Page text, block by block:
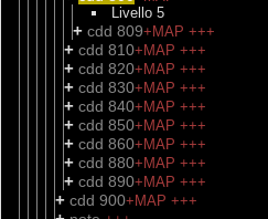
Livello 5
+ cdd 809+MAP +++
+ cdd 810+MAP +++
+ cdd 820+MAP +++
+ cdd 830+MAP +++
+ cdd 840+MAP +++
+ cdd 850+MAP +++
+ cdd 860+MAP +++
+ cdd 880+MAP +++
+ cdd 890+MAP +++
+ cdd 900+MAP +++